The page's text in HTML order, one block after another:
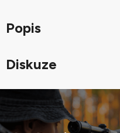
Popis
Diskuze